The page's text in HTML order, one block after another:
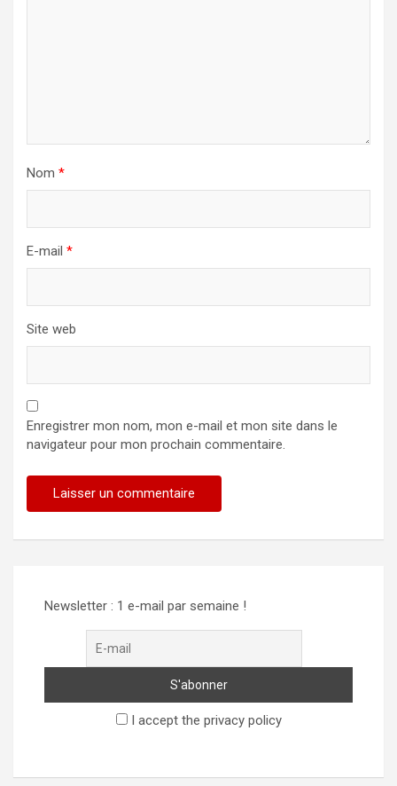
Nom *
E-mail *
Site web
Enregistrer mon nom, mon e-mail et mon site dans le
navigateur pour mon prochain commentaire.
Newsletter : 1 e-mail par semaine !
I accept the privacy policy